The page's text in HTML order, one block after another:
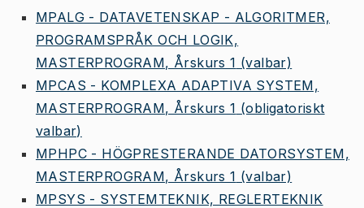
MPALG - DATAVETENSKAP - ALGORITMER,
PROGRAMSPRÅK OCH LOGIK,
MASTERPROGRAM, Årskurs 1 (valbar)
MPCAS - KOMPLEXA ADAPTIVA SYSTEM,
MASTERPROGRAM, Årskurs 1 (obligatoriskt
valbar)
MPHPC - HÖGPRESTERANDE DATORSYSTEM,
MASTERPROGRAM, Årskurs 1 (valbar)
MPSYS - SYSTEMTEKNIK, REGLERTEKNIK